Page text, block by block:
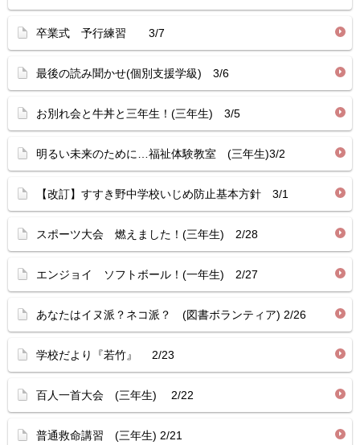
卒業式 予行練習 3/7
最後の読み聞かせ(個別支援学級) 3/6
お別れ会と牛丼と三年生！(三年生) 3/5
明るい未来のために…福祉体験教室 (三年生)3/2
【改訂】すすき野中学校いじめ防止基本方針 3/1
スポーツ大会 燃えました！(三年生) 2/28
エンジョイ ソフトボール！(一年生) 2/27
あなたはイヌ派？ネコ派？ (図書ボランティア) 2/26
学校だより『若竹』 2/23
百人一首大会 (三年生) 2/22
普通救命講習 (三年生) 2/21